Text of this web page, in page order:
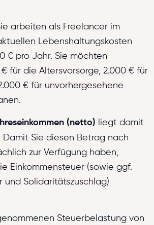
arbeiten als Freelancer im
Lebenshaltungskosten
€ pro Jahr. Sie möchten
für die Altersvorsorge, 2.000 € für
€ für unvorhergesehene
(netto) liegt damit
Damit Sie diesen Betrag nach
zur Verfügung haben,
Einkommensteuer (sowie ggf.
und Solidaritätszuschlag)
Steuerbelastung von